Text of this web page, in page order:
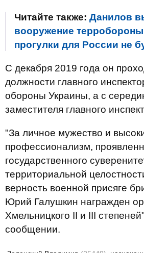
Читайте также: Данилов
вооружение
прогулки для России не
С декабря 2019 года он
должности главного
обороны Украины, а с
заместителя главного
"За личное мужество и
профессионализм,
государственного
территориальной
верность военной присяге
Юрий Галушкин награжден
Хмельницкого ІІ и ІІІ
сообщении.